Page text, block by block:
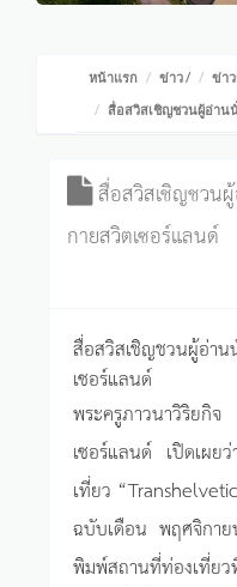
หน้าแรก ข่าว/ ข่า
สื่อสวิสเชิญชวนผู้อ่าน
สื่อสวิสเชิญชวนผู้
กายสวิตเซอร์แลนด์
สื่อสวิสเชิญชวนผู้อ่าน
เซอร์แลนด์
พระครูภาวนาวิริยกิจ
เซอร์แลนด์ เปิดเผย
เที่ยว
ฉบับเดือน พฤศจิกา
พิมพ์สถานที่ท่องเที่